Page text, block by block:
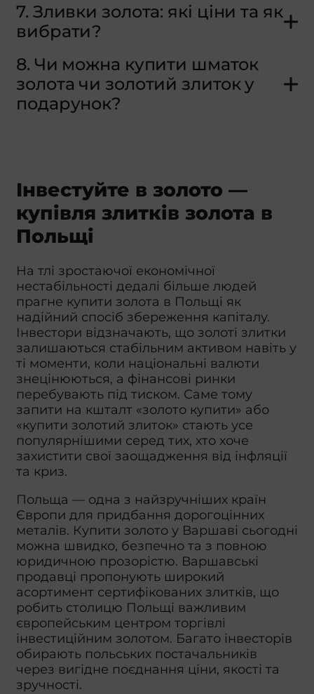
7. Зливки золота: які ціни та як
вибрати?
8. Чи можна купити шматок
золота чи золотий злиток у
подарунок?
Інвестуйте в золото —
купівля злитків золота в
Польщі
На тлі зростаючої економічної
нестабільності дедалі більше людей
прагне купити золота в Польщі як
надійний спосіб збереження капіталу.
Інвестори відзначають, що золоті злитки
залишаються стабільним активом навіть у
ті моменти, коли національні валюти
знецінюються, а фінансові ринки
перебувають під тиском. Саме тому
запити на кшталт «золото купити» або
«купити золотий злиток» стають усе
популярнішими серед тих, хто хоче
захистити свої заощадження від інфляції
та криз.
Польща — одна з найзручніших країн
Європи для придбання дорогоцінних
металів. Купити золото у Варшаві сьогодні
можна швидко, безпечно та з повною
юридичною прозорістю. Варшавські
продавці пропонують широкий
асортимент сертифікованих злитків, що
робить столицю Польщі важливим
європейським центром торгівлі
інвестиційним золотом. Багато інвесторів
обирають польських постачальників
через вигідне поєднання ціни, якості та
зручності.